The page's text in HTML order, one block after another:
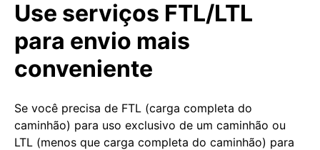
Use serviços FTL/LTL
para envio mais
conveniente
Se você precisa de FTL (carga completa do
caminhão) para uso exclusivo de um caminhão ou
LTL (menos que carga completa do caminhão) para